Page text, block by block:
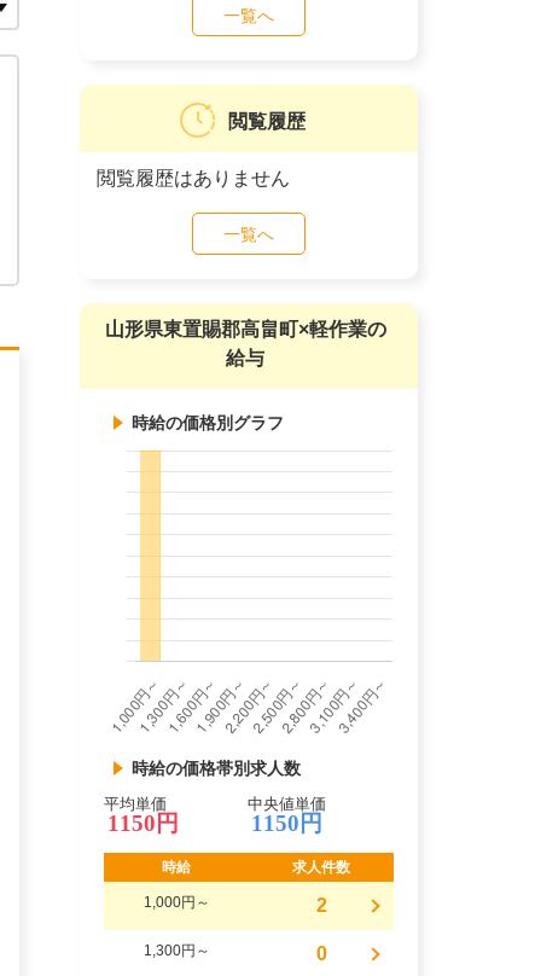
一覧へ
閲覧履歴
閲覧履歴はありません
一覧へ
山形県東置賜郡高畠町×軽作業の
給与
時給の価格別グラフ
時給の価格帯別求人数
平均単価
1150円
中央値単価
1150円
時給 求人件数
1,000円～ 2
1,300円～ 0